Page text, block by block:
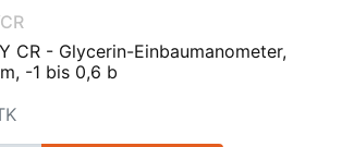
CR - Glycerin-Einbaumanometer,
-1 bis 0,6 b